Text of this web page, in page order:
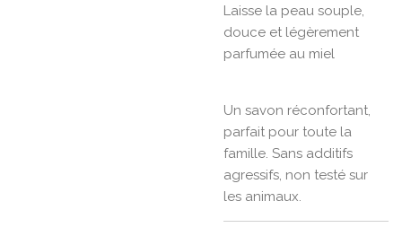
Laisse la peau souple,
douce et légèrement
parfumée au miel
Un savon réconfortant,
parfait pour toute la
famille. Sans additifs
agressifs, non testé sur
les animaux.